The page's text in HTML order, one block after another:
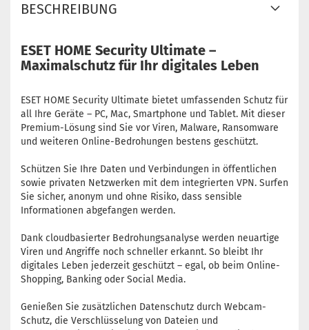
BESCHREIBUNG
ESET HOME Security Ultimate –
Maximalschutz für Ihr digitales Leben
ESET HOME Security Ultimate bietet umfassenden Schutz für
all Ihre Geräte – PC, Mac, Smartphone und Tablet. Mit dieser
Premium-Lösung sind Sie vor Viren, Malware, Ransomware
und weiteren Online-Bedrohungen bestens geschützt.
Schützen Sie Ihre Daten und Verbindungen in öffentlichen
sowie privaten Netzwerken mit dem integrierten VPN. Surfen
Sie sicher, anonym und ohne Risiko, dass sensible
Informationen abgefangen werden.
Dank cloudbasierter Bedrohungsanalyse werden neuartige
Viren und Angriffe noch schneller erkannt. So bleibt Ihr
digitales Leben jederzeit geschützt – egal, ob beim Online-
Shopping, Banking oder Social Media.
Genießen Sie zusätzlichen Datenschutz durch Webcam-
Schutz, die Verschlüsselung von Dateien und